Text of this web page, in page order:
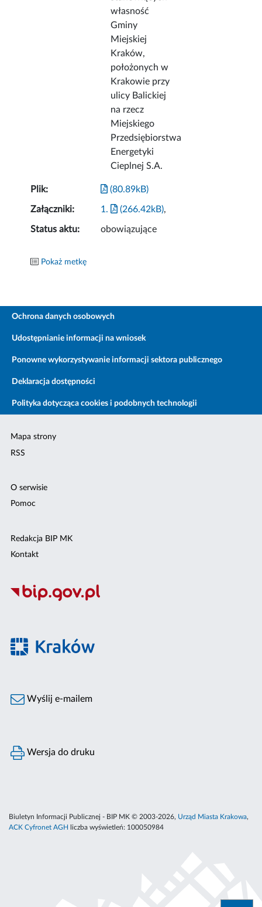
własność
Gminy
Miejskiej
Kraków,
położonych w
Krakowie przy
ulicy Balickiej
na rzecz
Miejskiego
Przedsiębiorstwa
Energetyki
Cieplnej S.A.
Plik: (80.89kB)
Załączniki: 1. (266.42kB),
Status aktu: obowiązujące
Pokaż metkę
Ochrona danych osobowych
Udostępnianie informacji na wniosek
Ponowne wykorzystywanie informacji sektora publicznego
Deklaracja dostępności
Polityka dotycząca cookies i podobnych technologii
Mapa strony
RSS
O serwisie
Pomoc
Redakcja BIP MK
Kontakt
Wyślij e-mailem
Wersja do druku
Biuletyn Informacji Publicznej - BIP MK © 2003-2026, Urząd Miasta Krakowa,
ACK Cyfronet AGH
liczba wyświetleń: 100050984